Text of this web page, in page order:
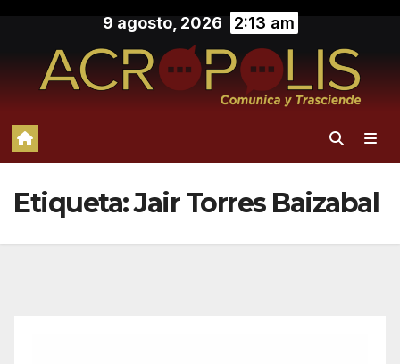
contenido
9 agosto, 2026 2:13 am
Etiqueta:Jair Torres Baizabal